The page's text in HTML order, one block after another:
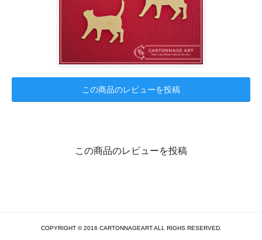
この商品のレビューを投稿
この商品のレビューを投稿
COPYRIGHT © 2016 CARTONNAGEART ALL RIGHS RESERVED.